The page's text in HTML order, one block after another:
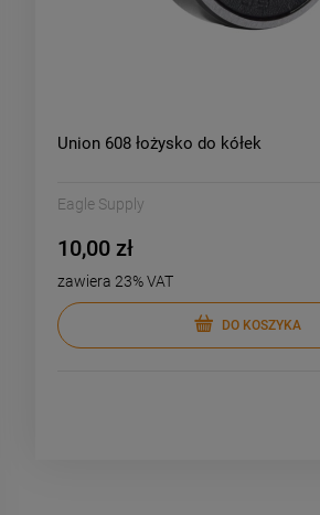
Union 608 łożysko do kółek
Eagle Supply
10,00 zł
zawiera 23% VAT
DO KOSZYKA